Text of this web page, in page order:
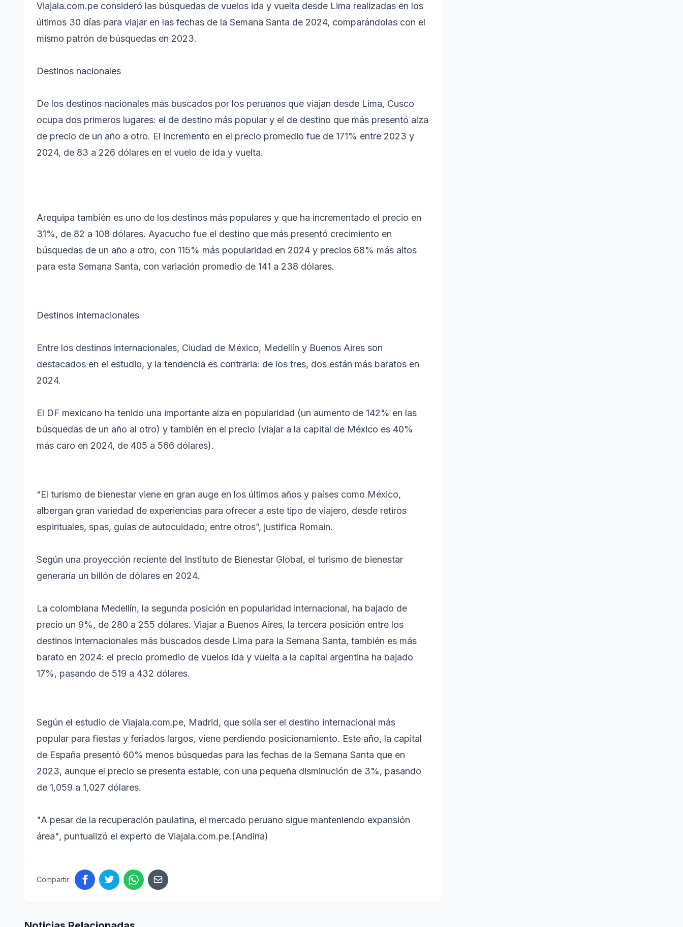
Viajala.com.pe consideró las búsquedas de vuelos ida y vuelta desde Lima realizadas en los
últimos 30 días para viajar en las fechas de la Semana Santa de 2024, comparándolas con el
mismo patrón de búsquedas en 2023.
Destinos nacionales
De los destinos nacionales más buscados por los peruanos que viajan desde Lima, Cusco
ocupa dos primeros lugares: el de destino más popular y el de destino que más presentó alza
de precio de un año a otro. El incremento en el precio promedio fue de 171% entre 2023 y
2024, de 83 a 226 dólares en el vuelo de ida y vuelta.
Arequipa también es uno de los destinos más populares y que ha incrementado el precio en
31%, de 82 a 108 dólares. Ayacucho fue el destino que más presentó crecimiento en
búsquedas de un año a otro, con 115% más popularidad en 2024 y precios 68% más altos
para esta Semana Santa, con variación promedio de 141 a 238 dólares.
Destinos internacionales
Entre los destinos internacionales, Ciudad de México, Medellín y Buenos Aires son
destacados en el estudio, y la tendencia es contraria: de los tres, dos están más baratos en
2024.
El DF mexicano ha tenido una importante alza en popularidad (un aumento de 142% en las
búsquedas de un año al otro) y también en el precio (viajar a la capital de México es 40%
más caro en 2024, de 405 a 566 dólares).
“El turismo de bienestar viene en gran auge en los últimos años y países como México,
albergan gran variedad de experiencias para ofrecer a este tipo de viajero, desde retiros
espirituales, spas, guías de autocuidado, entre otros”, justifica Romain.
Según una proyección reciente del Instituto de Bienestar Global, el turismo de bienestar
generaría un billón de dólares en 2024.
La colombiana Medellín, la segunda posición en popularidad internacional, ha bajado de
precio un 9%, de 280 a 255 dólares. Viajar a Buenos Aires, la tercera posición entre los
destinos internacionales más buscados desde Lima para la Semana Santa, también es más
barato en 2024: el precio promedio de vuelos ida y vuelta a la capital argentina ha bajado
17%, pasando de 519 a 432 dólares.
Según el estudio de Viajala.com.pe, Madrid, que solía ser el destino internacional más
popular para fiestas y feriados largos, viene perdiendo posicionamiento. Este año, la capital
de España presentó 60% menos búsquedas para las fechas de la Semana Santa que en
2023, aunque el precio se presenta estable, con una pequeña disminución de 3%, pasando
de 1,059 a 1,027 dólares.
"A pesar de la recuperación paulatina, el mercado peruano sigue manteniendo expansión
área", puntualizó el experto de Viajala.com.pe.(Andina)
Compartir: